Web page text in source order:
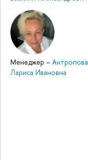
Менеджер – Антропова
Лариса Ивановна